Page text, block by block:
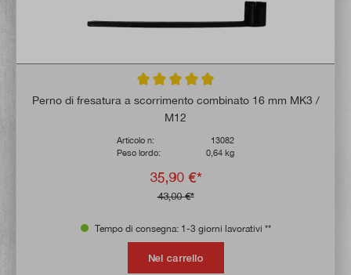
Valutazione media di 4.8 su 5 stelle
Perno di fresatura a scorrimento combinato 16 mm MK3 /
M12
Articolo n:
13082
Peso lordo:
0,64 kg
35,90 €*
43,00 €*
Tempo di consegna: 1-3 giorni lavorativi **
Nel carrello